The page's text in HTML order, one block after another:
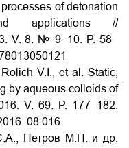
of detonation
applications //
V. 8. № 9–10. P. 58–
V.I., et al. Static,
by aqueous colloids of
V. 69. P. 177–182.
08.016
Петров М.П. и др.